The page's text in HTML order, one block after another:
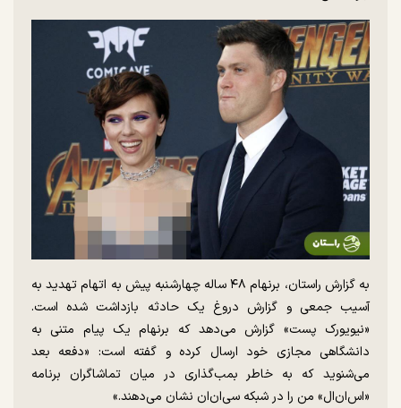
به گزارش راستان، برنهام ۴۸ ساله چهارشنبه پیش به اتهام تهدید به
آسیب جمعی و گزارش دروغ یک حادثه بازداشت شده است.
«نیویورک پست» گزارش می‌دهد که برنهام یک پیام متنی به
دانشگاهی مجازی خود ارسال کرده و گفته است: «دفعه بعد
می‌شنوید که به خاطر بمب‌گذاری در میان تماشاگران برنامه
«اس‌ان‌ال» من را در شبکه سی‌ان‌ان نشان می‌دهند.»